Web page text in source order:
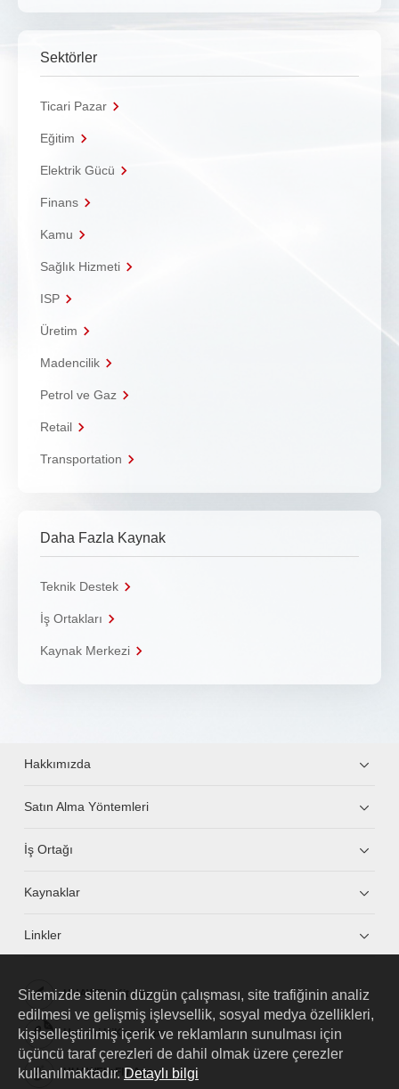
Sektörler
Ticari Pazar
Eğitim
Elektrik Gücü
Finans
Kamu
Sağlık Hizmeti
ISP
Üretim
Madencilik
Petrol ve Gaz
Retail
Transportation
Daha Fazla Kaynak
Teknik Destek
İş Ortakları
Kaynak Merkezi
Hakkımızda
Satın Alma Yöntemleri
İş Ortağı
Kaynaklar
Linkler
HUAWEI eKit App
Huawei HiKnow App
HUAWEI eFly App
Sitemizde sitenin düzgün çalışması, site trafiğinin analiz
edilmesi ve gelişmiş işlevsellik, sosyal medya özellikleri,
kişiselleştirilmiş içerik ve reklamların sunulması için
üçüncü taraf çerezleri de dahil olmak üzere çerezler
kullanılmaktadır. Detaylı bilgi